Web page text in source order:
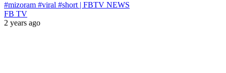
#mizoram #viral #short | FBTV NEWS
FB TV
2 years ago